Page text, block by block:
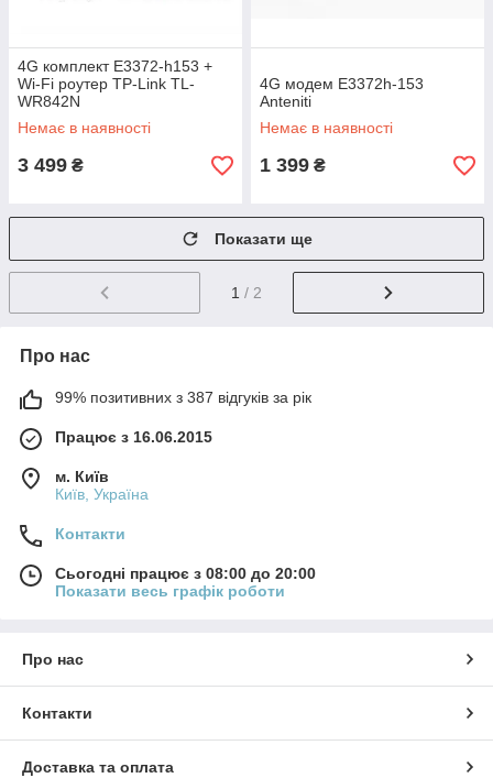
4G комплект E3372-h153 +
Wi-Fi роутер TP-Link TL-
WR842N
Немає в наявності
3 499 ₴
4G модем E3372h-153
Anteniti
Немає в наявності
1 399 ₴
Показати ще
1 / 2
Про нас
99% позитивних з 387 відгуків за рік
Працює з 16.06.2015
м. Київ
Київ, Україна
Контакти
Сьогодні працює з 08:00 до 20:00
Показати весь графік роботи
Про нас
Контакти
Доставка та оплата